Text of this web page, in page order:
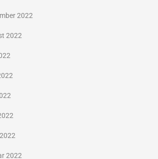
2022
2022
2022